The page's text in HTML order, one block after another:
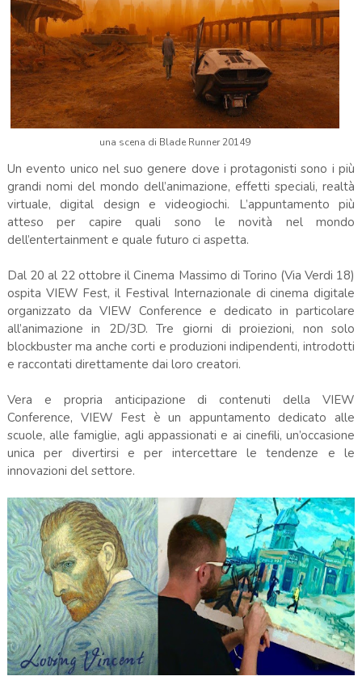
una scena di Blade Runner 20149
Un evento unico nel suo genere dove i protagonisti sono i più
grandi nomi del mondo dell’animazione, effetti speciali, realtà
virtuale, digital design e videogiochi. L’appuntamento più
atteso per capire quali sono le novità nel mondo
dell’entertainment e quale futuro ci aspetta.
Dal 20 al 22 ottobre il Cinema Massimo di Torino (Via Verdi 18)
ospita VIEW Fest, il Festival Internazionale di cinema digitale
organizzato da VIEW Conference e dedicato in particolare
all’animazione in 2D/3D. Tre giorni di proiezioni, non solo
blockbuster ma anche corti e produzioni indipendenti, introdotti
e raccontati direttamente dai loro creatori.
Vera e propria anticipazione di contenuti della VIEW
Conference, VIEW Fest è un appuntamento dedicato alle
scuole, alle famiglie, agli appassionati e ai cinefili, un’occasione
unica per divertirsi e per intercettare le tendenze e le
innovazioni del settore.